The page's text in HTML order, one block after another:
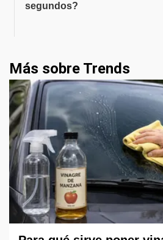
segundos?
Más sobre Trends